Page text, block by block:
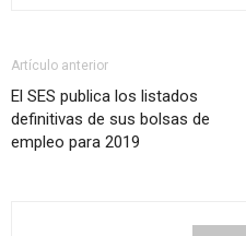
Artículo anterior
El SES publica los listados
definitivas de sus bolsas de
empleo para 2019